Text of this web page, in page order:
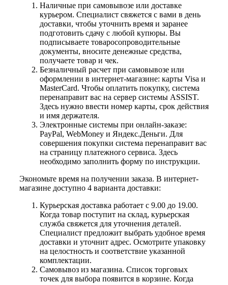
Наличные при самовывозе или доставке
курьером. Специалист свяжется с вами в день
доставки, чтобы уточнить время и заранее
подготовить сдачу с любой купюры. Вы
подписываете товаросопроводительные
документы, вносите денежные средства,
получаете товар и чек.
Безналичный расчет при самовывозе или
оформлении в интернет-магазине: карты Visa и
MasterCard. Чтобы оплатить покупку, система
перенаправит вас на сервер системы ASSIST.
Здесь нужно ввести номер карты, срок действия
и имя держателя.
Электронные системы при онлайн-заказе:
PayPal, WebMoney и Яндекс.Деньги. Для
совершения покупки система перенаправит вас
на страницу платежного сервиса. Здесь
необходимо заполнить форму по инструкции.
Экономьте время на получении заказа. В интернет-
магазине доступно 4 варианта доставки:
Курьерская доставка работает с 9.00 до 19.00.
Когда товар поступит на склад, курьерская
служба свяжется для уточнения деталей.
Специалист предложит выбрать удобное время
доставки и уточнит адрес. Осмотрите упаковку
на целостность и соответствие указанной
комплектации.
Самовывоз из магазина. Список торговых
точек для выбора появится в корзине. Когда